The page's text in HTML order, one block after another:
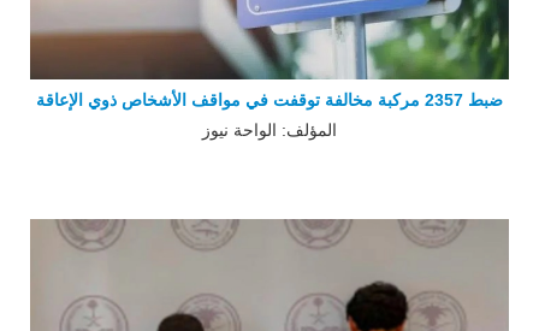
ضبط 2357 مركبة مخالفة توقفت في مواقف الأشخاص ذوي الإعاقة
المؤلف: الواحة نيوز